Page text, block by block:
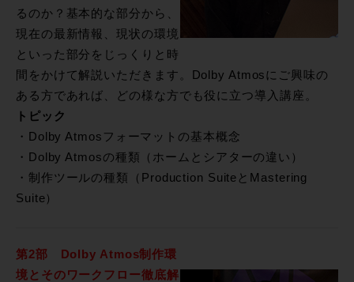
るのか？基本的な部分から、
現在の最新情報、現状の環境
といった部分をじっくりと時
間をかけて解説いただきます。Dolby Atmosにご興味の
ある方であれば、どの様な方でも役に立つ導入講座。
トピック
・Dolby Atmosフォーマットの基本概念
・Dolby Atmosの種類（ホームとシアターの違い）
・制作ツールの種類（Production SuiteとMastering
Suite）
第2部 Dolby Atmos制作環
境とそのワークフロー徹底解